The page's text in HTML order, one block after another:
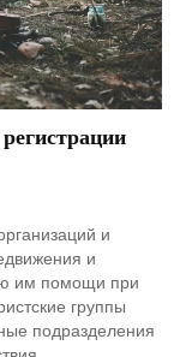
и
и
им помощи при
группы
подразделения